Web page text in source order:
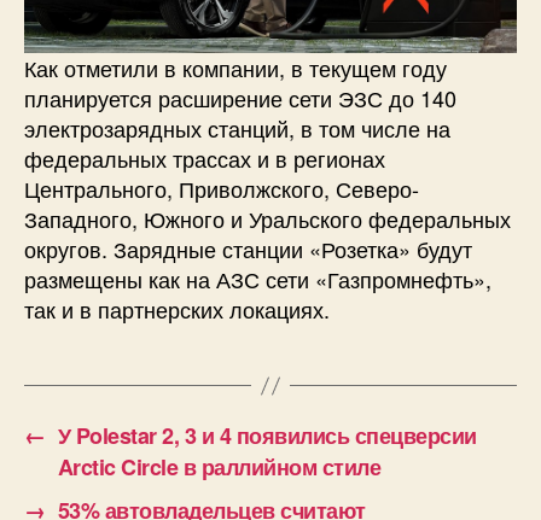
Как отметили в компании, в текущем году
планируется расширение сети ЭЗС до 140
электрозарядных станций, в том числе на
федеральных трассах и в регионах
Центрального, Приволжского, Северо-
Западного, Южного и Уральского федеральных
округов. Зарядные станции «Розетка» будут
размещены как на АЗС сети «Газпромнефть»,
так и в партнерских локациях.
← У Polestar 2, 3 и 4 появились спецверсии
Arctic Circle в раллийном стиле
→ 53% автовладельцев считают